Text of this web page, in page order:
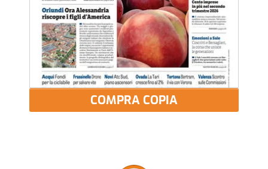
COMPRA COPIA